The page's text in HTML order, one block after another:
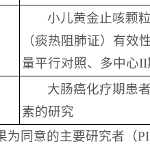
小儿黄金止咳颗
（痰热阻肺证）有效
量平行对照、多中心
大肠癌化疗期患
素的研究
为同意的主要研究者（